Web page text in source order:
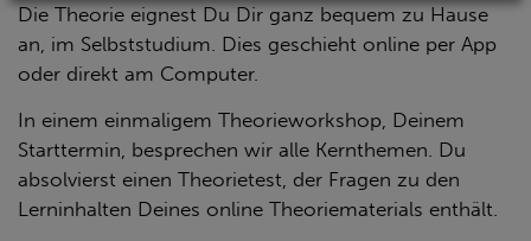
Die Theorie eignest Du Dir ganz bequem zu Hause
an, im Selbststudium. Dies geschieht online per App
oder direkt am Computer.
In einem einmaligem Theorieworkshop, Deinem
Starttermin, besprechen wir alle Kernthemen. Du
absolvierst einen Theorietest, der Fragen zu den
Lerninhalten Deines online Theoriematerials enthält.